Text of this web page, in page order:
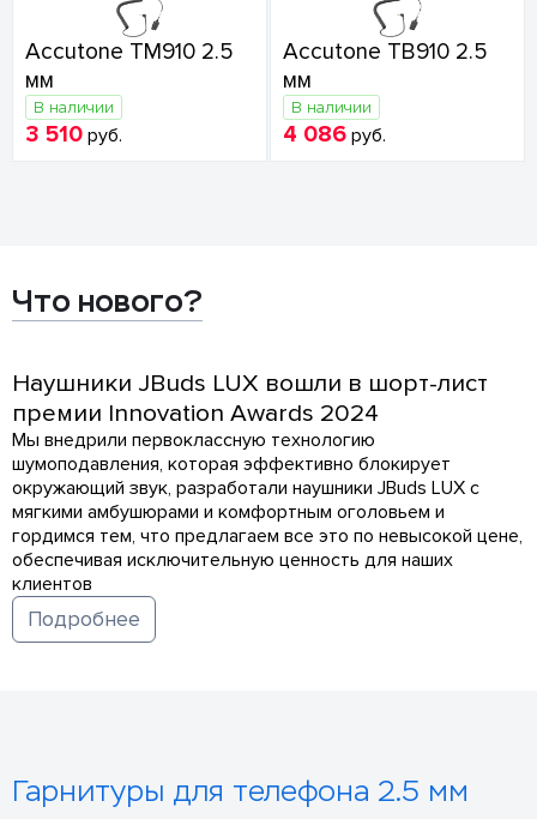
Accutone TM910 2.5
мм
В наличии
3 510 руб.
Accutone TB910 2.5
мм
В наличии
4 086 руб.
Что нового?
Наушники JBuds LUX вошли в шорт-лист
премии Innovation Awards 2024
Мы внедрили первоклассную технологию
шумоподавления, которая эффективно блокирует
окружающий звук, разработали наушники JBuds LUX с
мягкими амбушюрами и комфортным оголовьем и
гордимся тем, что предлагаем все это по невысокой цене,
обеспечивая исключительную ценность для наших
клиентов
Подробнее
Гарнитуры для телефона 2.5 мм